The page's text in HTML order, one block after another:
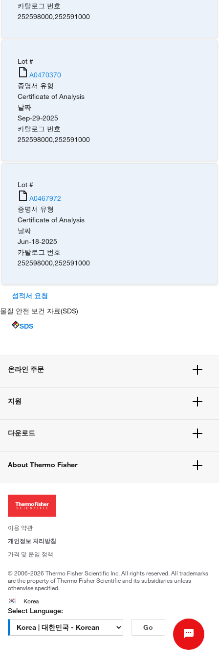
카탈로그 번호
252598000,252591000
Lot #
A0470370
증명서 유형
Certificate of Analysis
날짜
Sep-29-2025
카탈로그 번호
252598000,252591000
Lot #
A0467972
증명서 유형
Certificate of Analysis
날짜
Jun-18-2025
카탈로그 번호
252598000,252591000
성적서 요청
물질 안전 보건 자료(SDS)
SDS
온라인 주문
주문 방법
벌크 주문
지원
고객 센터
웹사이트 개선사항
다운로드
About Thermo Fisher
투자자
사회적 책임
브랜드
이용 약관
개인정보 처리방침
가격 및 운임 정책
© 2006-2026 Thermo Fisher Scientific Inc. All rights reserved. All trademarks
are the property of Thermo Fisher Scientific and its subsidiaries unless
otherwise specified.
Korea
Select Language:
Go